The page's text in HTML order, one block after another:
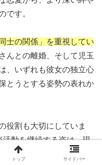
です。
士の関係」を重視してい
んとの離婚、そして児玉
、いずれも彼女の独立心
とうとする姿勢の表れか
役割も大切にしていま
動を継続する姿は、現
デルの一つとなっていま
トップ サイドバー